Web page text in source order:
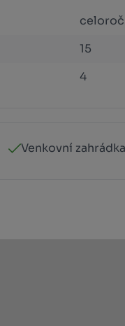
15
4
Venkovní zahrádka